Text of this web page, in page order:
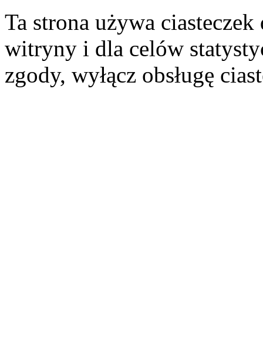
Ta strona używa
witryny i dla celów
zgody, wyłącz obsługę